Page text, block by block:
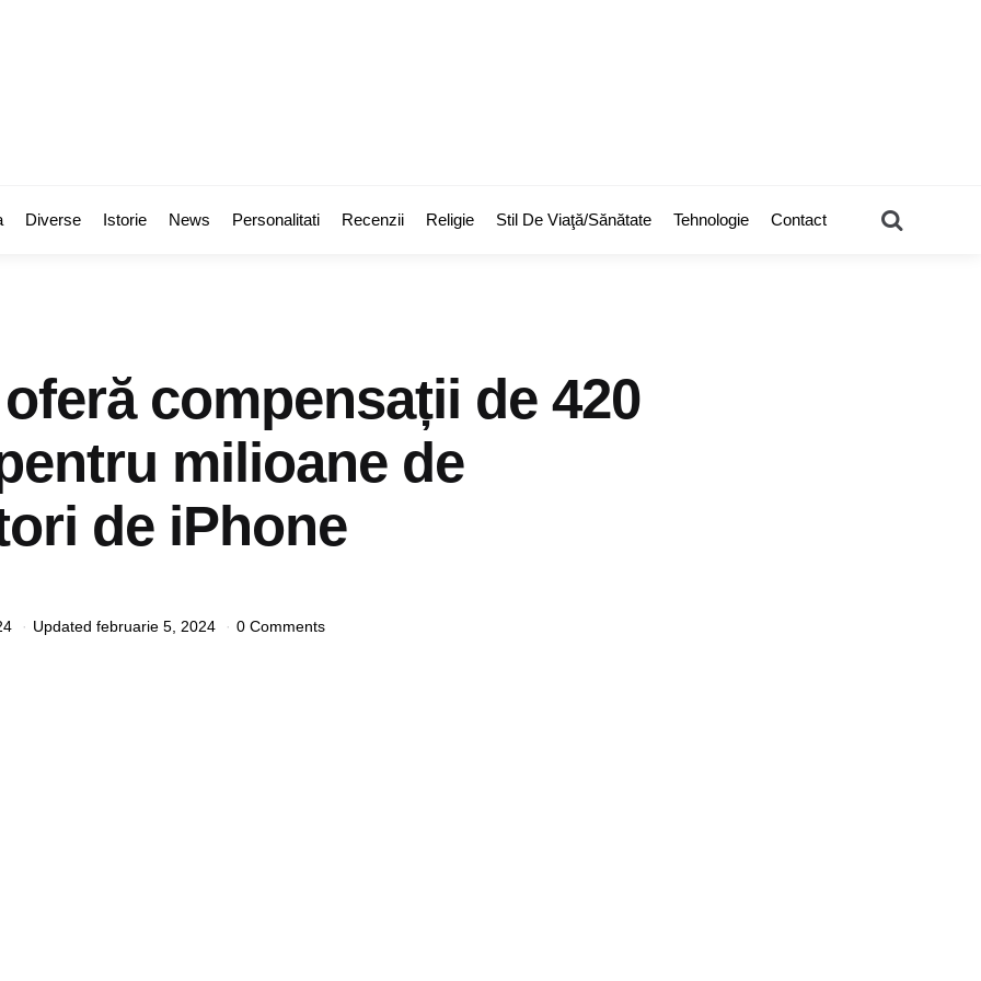
Diverse Istorie News Personalitati Recenzii Religie Stil De Viaţă/Sănătate Tehnologie Contact
compensații de 420
milioane de
de iPhone
Updated februarie 5, 2024 0 Comments